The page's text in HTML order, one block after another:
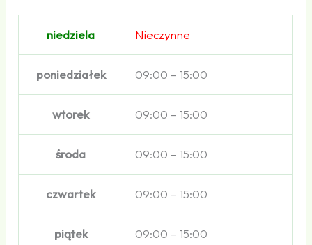
niedziela Nieczynne
poniedziałek 09:00 – 15:00
wtorek 09:00 – 15:00
środa 09:00 – 15:00
czwartek 09:00 – 15:00
piątek 09:00 – 15:00